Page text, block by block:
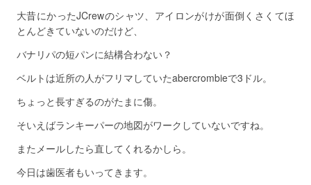
大昔にかったJCrewのシャツ、アイロンがけが面倒くさくてほ
とんどきていないのだけど、
バナリパの短パンに結構合わない？
ベルトは近所の人がフリマしていたabercrombieで3ドル。
ちょっと長すぎるのがたまに傷。
そいえばランキーパーの地図がワークしていないですね。
またメールしたら直してくれるかしら。
今日は歯医者もいってきます。